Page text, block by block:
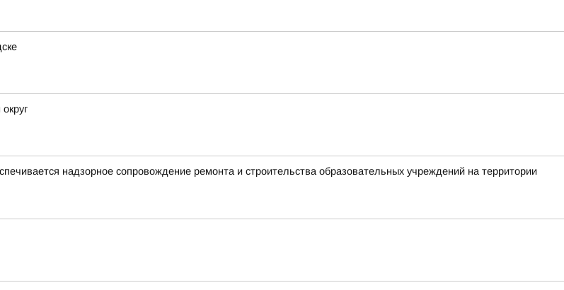
надзорное сопровождение ремонта и строительства образовательных учреждений на территории